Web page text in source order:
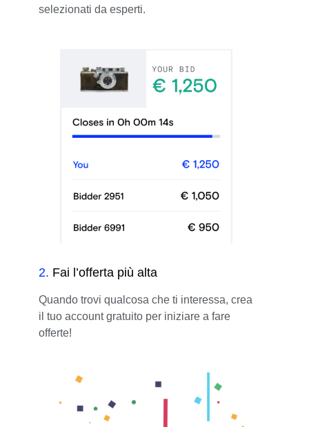
selezionati da esperti.
2. Fai l’offerta più alta
Quando trovi qualcosa che ti interessa, crea
il tuo account gratuito per iniziare a fare
offerte!